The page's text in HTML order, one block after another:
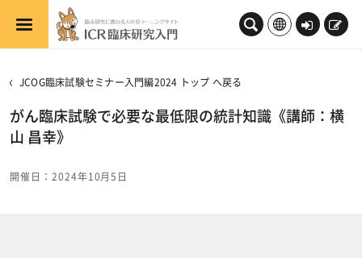
メインコンテンツへスキップする
ロ
新
JCOG臨床試験セミナー入門編2024 トップ へ戻る
がん臨床試験で必要な最低限の統計知識《講師：横
山 昌幸》
開催日：2024年10月5日